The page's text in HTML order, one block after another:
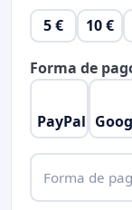
5 € 10 €
Forma de
PayPal
Forma de